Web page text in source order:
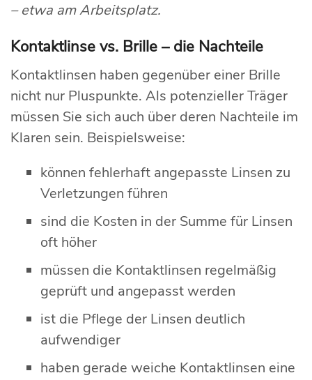
– etwa am Arbeitsplatz.
Kontaktlinse vs. Brille – die Nachteile
Kontaktlinsen haben gegenüber einer Brille
nicht nur Pluspunkte. Als potenzieller Träger
müssen Sie sich auch über deren Nachteile im
Klaren sein. Beispielsweise:
können fehlerhaft angepasste Linsen zu
Verletzungen führen
sind die Kosten in der Summe für Linsen
oft höher
müssen die Kontaktlinsen regelmäßig
geprüft und angepasst werden
ist die Pflege der Linsen deutlich
aufwendiger
haben gerade weiche Kontaktlinsen eine